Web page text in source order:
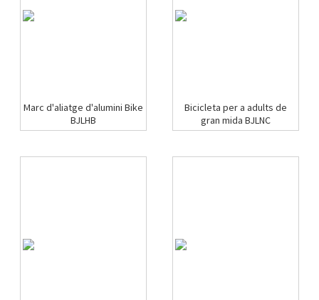
Marc d'aliatge d'alumini Bike
BJLHB
Bicicleta per a adults de
gran mida BJLNC